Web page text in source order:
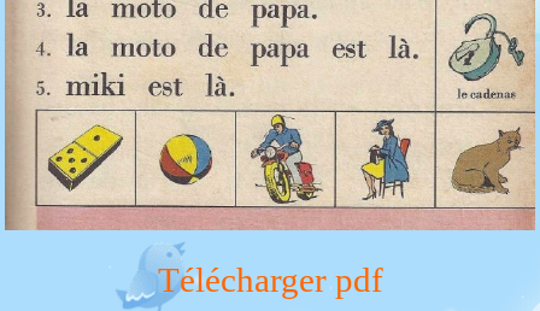
Télécharger pdf